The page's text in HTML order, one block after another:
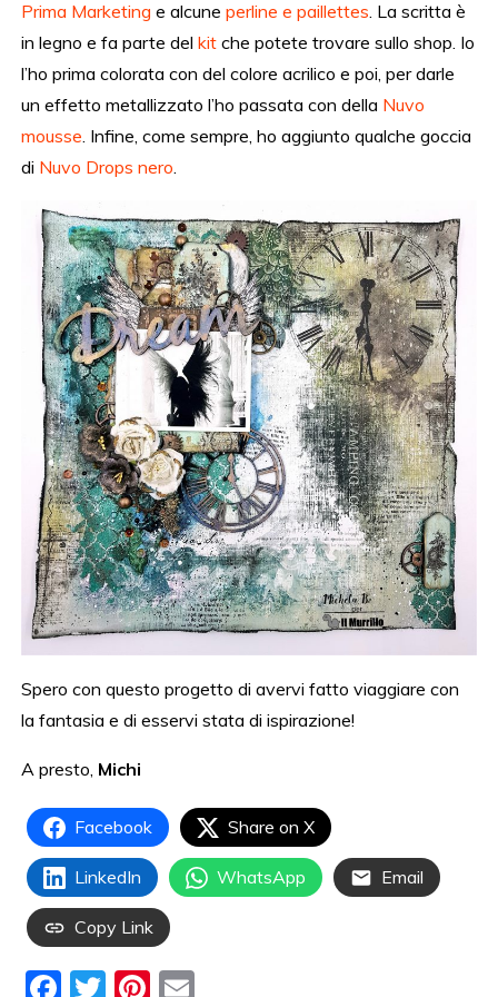
Prima Marketing e alcuneperline e paillettes. La scritta è
in legno e fa parte delkitche potete trovare sullo shop. Io
l’ho prima colorata con del colore acrilico e poi, per darle
un effetto metallizzato l’ho passata con della Nuvo
mousse. Infine, come sempre, ho aggiunto qualche goccia
di Nuvo Drops nero.
Spero con questo progetto di avervi fatto viaggiare con
la fantasia e di esservi stata di ispirazione!
A presto, Michi
Facebook Share on X
LinkedIn WhatsApp Email
Copy Link